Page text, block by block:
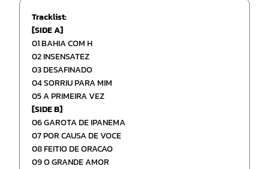
Tracklist:
[SIDE A]
01 BAHIA COM H
02 INSENSATEZ
03 DESAFINADO
04 SORRIU PARA MIM
05 A PRIMEIRA VEZ
[SIDE B]
06 GAROTA DE IPANEMA
07 POR CAUSA DE VOCE
08 FEITIO DE ORACAO
09 O GRANDE AMOR